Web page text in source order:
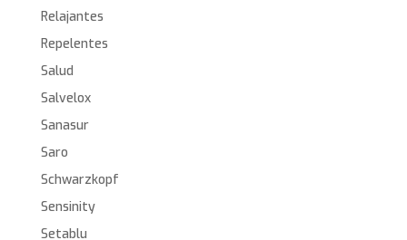
Relajantes
Repelentes
Salud
Salvelox
Sanasur
Saro
Schwarzkopf
Sensinity
Setablu